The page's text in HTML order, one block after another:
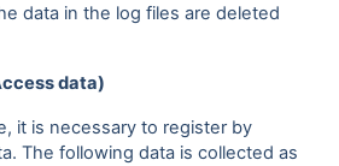
data in the log files are deleted
data)
it is necessary to register by
The following data is collected as